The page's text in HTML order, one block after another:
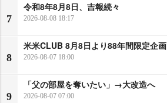
7
令和8年8月8日、吉報続々
2026-08-08 18:17
8
米米CLUB 8月8日より88年間限定企画
2026-08-07 18:00
9
「父の部屋を奪いたい」→大改造へ
2026-08-07 07:00